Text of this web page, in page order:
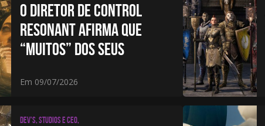
O DIRETOR DE CONTROL
RESONANT AFIRMA QUE
“MUITOS” DOS SEUS
Em 09/07/2026
Dev's, studios e CEO,